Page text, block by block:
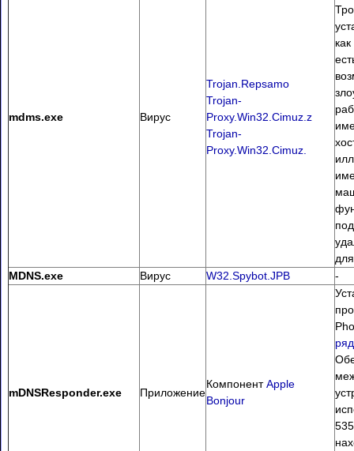
mdms.exe Вирус
Trojan.Repsamo
Trojan-
Proxy.Win32.Cimuz.z
Trojan-
Proxy.Win32.Cimuz.
MDNS.exe
Вирус W32.Spybot.JPB -
mDNSResponder.exe Приложение
КомпонентApple
Bonjour